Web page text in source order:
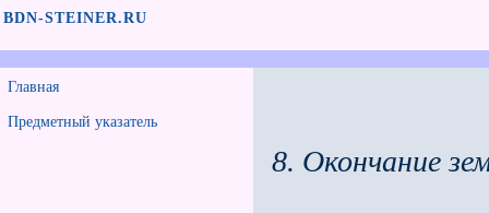
BDN-STEINER.RU
Главная
Предметный указатель
8. Окончание